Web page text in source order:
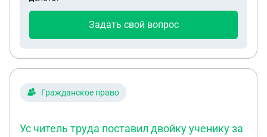
Задать свой вопрос
Гражданское право
Ус читель труда поставил двойку ученику за